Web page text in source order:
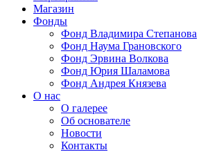
Магазин
Фонды
Фонд Владимира Степанова
Фонд Наума Грановского
Фонд Эрвина Волкова
Фонд Юрия Шаламова
Фонд Андрея Князева
О нас
О галерее
Об основателе
Новости
Контакты